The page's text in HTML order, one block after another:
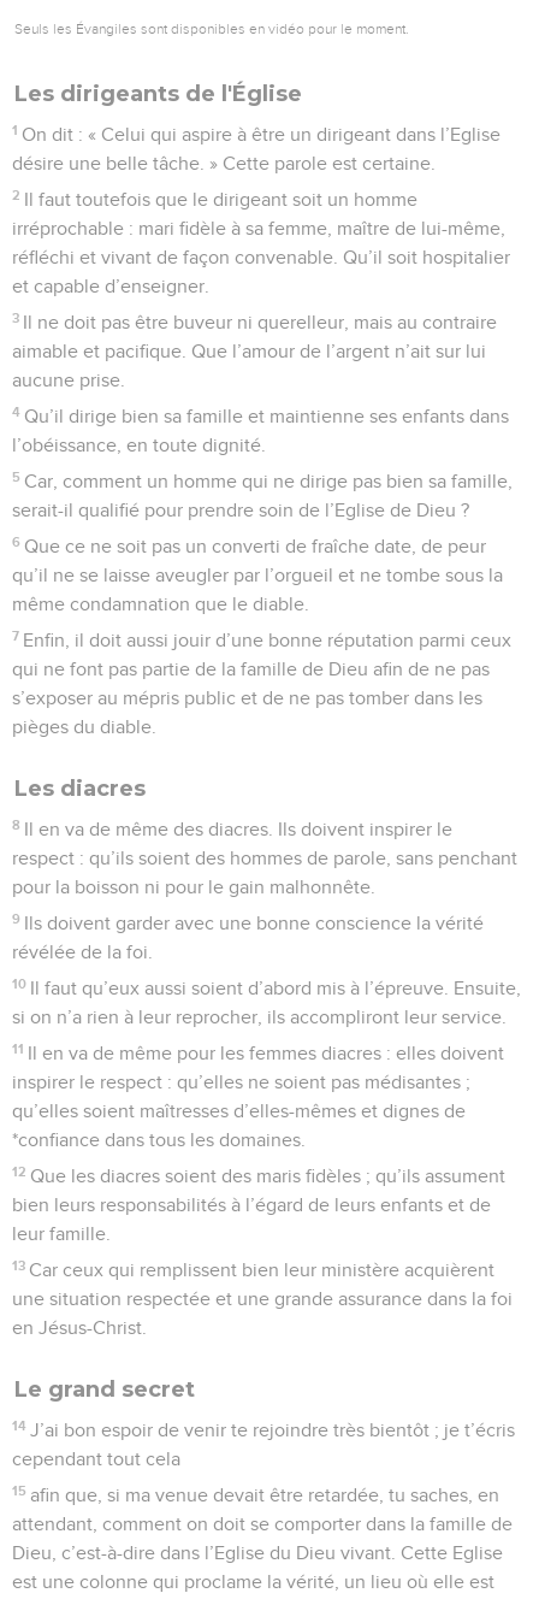
Seuls les Évangiles sont disponibles en vidéo pour le moment.
Les dirigeants de l'Église
1 On dit : « Celui qui aspire à être un dirigeant dans l’Eglise
désire une belle tâche. » Cette parole est certaine.
2 Il faut toutefois que le dirigeant soit un homme
irréprochable : mari fidèle à sa femme, maître de lui-même,
réfléchi et vivant de façon convenable. Qu’il soit hospitalier
et capable d’enseigner.
3 Il ne doit pas être buveur ni querelleur, mais au contraire
aimable et pacifique. Que l’amour de l’argent n’ait sur lui
aucune prise.
4 Qu’il dirige bien sa famille et maintienne ses enfants dans
l’obéissance, en toute dignité.
5 Car, comment un homme qui ne dirige pas bien sa famille,
serait-il qualifié pour prendre soin de l’Eglise de Dieu ?
6 Que ce ne soit pas un converti de fraîche date, de peur
qu’il ne se laisse aveugler par l’orgueil et ne tombe sous la
même condamnation que le diable.
7 Enfin, il doit aussi jouir d’une bonne réputation parmi ceux
qui ne font pas partie de la famille de Dieu afin de ne pas
s’exposer au mépris public et de ne pas tomber dans les
pièges du diable.
Les diacres
8 Il en va de même des diacres. Ils doivent inspirer le
respect : qu’ils soient des hommes de parole, sans penchant
pour la boisson ni pour le gain malhonnête.
9 Ils doivent garder avec une bonne conscience la vérité
révélée de la foi.
10 Il faut qu’eux aussi soient d’abord mis à l’épreuve. Ensuite,
si on n’a rien à leur reprocher, ils accompliront leur service.
11 Il en va de même pour les femmes diacres : elles doivent
inspirer le respect : qu’elles ne soient pas médisantes ;
qu’elles soient maîtresses d’elles-mêmes et dignes de
*confiance dans tous les domaines.
12 Que les diacres soient des maris fidèles ; qu’ils assument
bien leurs responsabilités à l’égard de leurs enfants et de
leur famille.
13 Car ceux qui remplissent bien leur ministère acquièrent
une situation respectée et une grande assurance dans la foi
en Jésus-Christ.
Le grand secret
14 J’ai bon espoir de venir te rejoindre très bientôt ; je t’écris
cependant tout cela
15 afin que, si ma venue devait être retardée, tu saches, en
attendant, comment on doit se comporter dans la famille de
Dieu, c’est-à-dire dans l’Eglise du Dieu vivant. Cette Eglise
est une colonne qui proclame la vérité, un lieu où elle est